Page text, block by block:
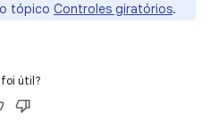
tópico Controles giratórios.
foi útil?